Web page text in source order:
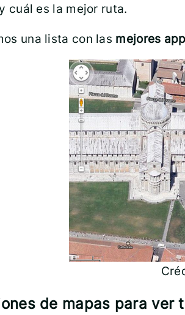
cuál es la mejor ruta.
una lista con las mejores
de mapas para ver